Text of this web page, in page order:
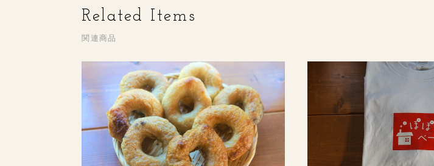
Related Items
関連商品